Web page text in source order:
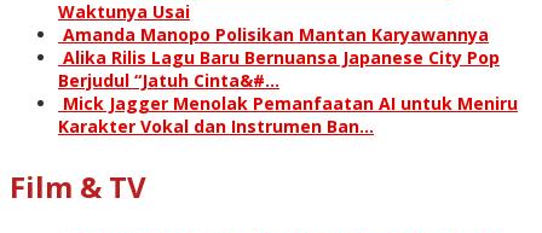
Waktunya Usai
Amanda Manopo Polisikan Mantan Karyawannya
Alika Rilis Lagu Baru Bernuansa Japanese City Pop
Berjudul “Jatuh Cinta&#…
Mick Jagger Menolak Pemanfaatan AI untuk Meniru
Karakter Vokal dan Instrumen Ban…
Film & TV